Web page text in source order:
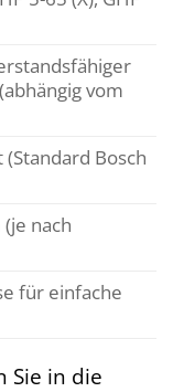
vom
Bosch
nach
für einfache
Sie in die